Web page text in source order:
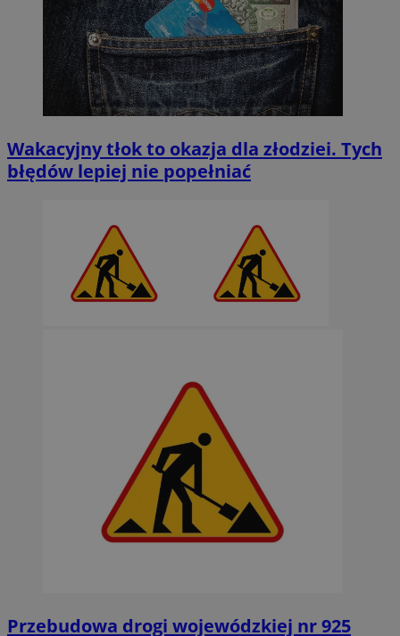
Wakacyjny tłok to okazja dla złodziei. Tych
błędów lepiej nie popełniać
Przebudowa drogi wojewódzkiej nr 925